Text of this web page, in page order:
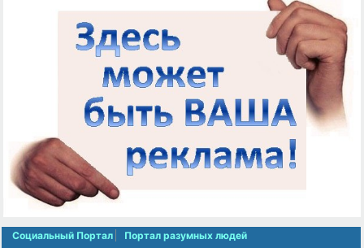
Социальный Портал Портал разумных людей